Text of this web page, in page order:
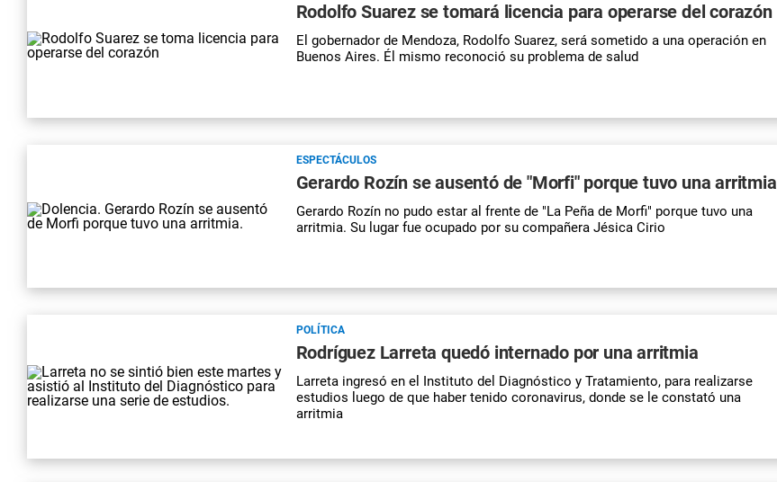
Rodolfo Suarez se tomará licencia para operarse del corazón
El gobernador de Mendoza, Rodolfo Suarez, será sometido a una operación en
Buenos Aires. Él mismo reconoció su problema de salud
ESPECTÁCULOS
Gerardo Rozín se ausentó de "Morfi" porque tuvo una arritmia
Gerardo Rozín no pudo estar al frente de "La Peña de Morfi" porque tuvo una
arritmia. Su lugar fue ocupado por su compañera Jésica Cirio
POLÍTICA
Rodríguez Larreta quedó internado por una arritmia
Larreta ingresó en el Instituto del Diagnóstico y Tratamiento, para realizarse
estudios luego de que haber tenido coronavirus, donde se le constató una
arritmia